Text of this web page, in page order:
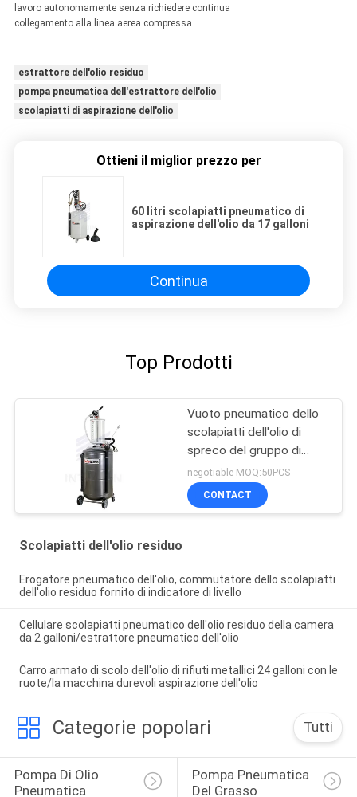
lavoro autonomamente senza richiedere continua
collegamento alla linea aerea compressa
estrattore dell'olio residuo
pompa pneumatica dell'estrattore dell'olio
scolapiatti di aspirazione dell'olio
Ottieni il miglior prezzo per
60 litri scolapiatti pneumatico di
aspirazione dell'olio da 17 galloni
Continua
Top Prodotti
Vuoto pneumatico dello
scolapiatti dell'olio di
spreco del gruppo di
lavoro di 6 sonde di
aspirazione fatto pagare
negotiable MOQ:50PCS
CONTACT
Scolapiatti dell'olio residuo
Erogatore pneumatico dell'olio, commutatore dello scolapiatti
dell'olio residuo fornito di indicatore di livello
Cellulare scolapiatti pneumatico dell'olio residuo della camera
da 2 galloni/estrattore pneumatico dell'olio
Carro armato di scolo dell'olio di rifiuti metallici 24 galloni con le
ruote/la macchina durevoli aspirazione dell'olio
Categorie popolari Tutti
Pompa Di Olio
Pneumatica
Pompa Pneumatica
Del Grasso